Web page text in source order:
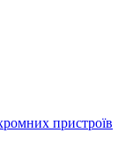
пристроїв